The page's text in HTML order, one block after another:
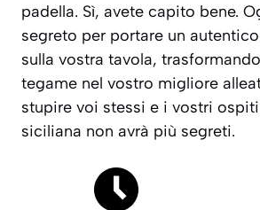
padella. Sì, avete capito bene.
segreto per portare un
sulla vostra tavola,
tegame nel vostro migliore
stupire voi stessi e i vostri
siciliana non avrà più segreti.